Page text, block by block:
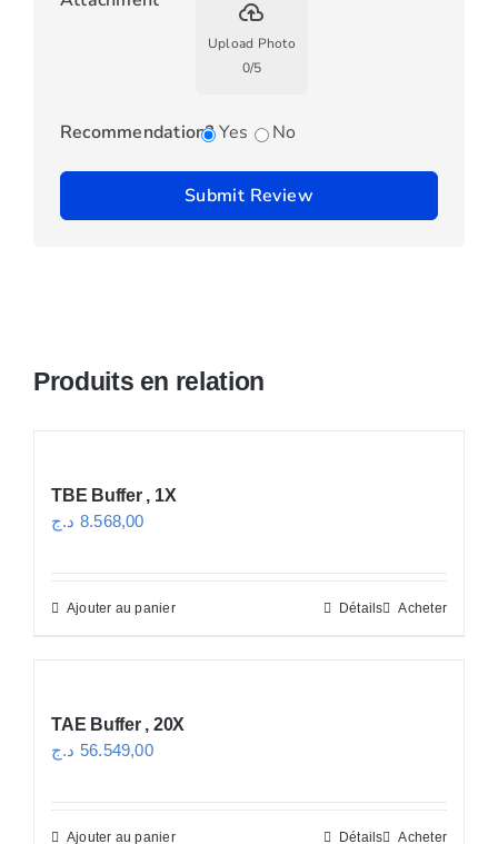
backup
Upload Photo
0/5
Recommendation? Yes No
Submit Review
Produits en relation
TBE Buffer , 1X
8.568,00 د.ج
Ajouter au panier Acheter
Détails
TAE Buffer , 20X
56.549,00 د.ج
Ajouter au panier Acheter
Détails